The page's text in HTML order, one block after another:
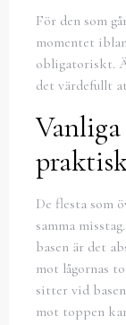
För den som
momentet
obligatoriskt.
det värdefullt
De flesta som
samma
basen är det
mot lågornas
sitter vid
mot toppen